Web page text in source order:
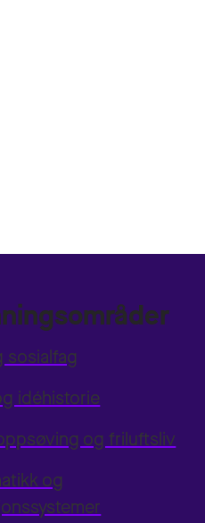
sosialfag
idéhistorie
og friluftsliv
og